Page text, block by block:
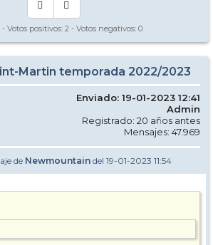
- Votos positivos: 2 - Votos negativos: 0
Martin temporada 2022/2023
Enviado: 19-01-2023 12:41
Admin
Registrado: 20 años antes
Mensajes: 47.969
de Newmountain del 19-01-2023 11:54